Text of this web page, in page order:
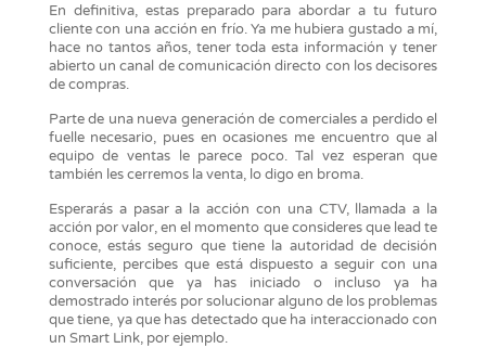
En definitiva, estas preparado para abordar a tu futuro
cliente con una acción en frío. Ya me hubiera gustado a mí,
hace no tantos años, tener toda esta información y tener
abierto un canal de comunicación directo con los decisores
de compras.
Parte de una nueva generación de comerciales a perdido el
fuelle necesario, pues en ocasiones me encuentro que al
equipo de ventas le parece poco. Tal vez esperan que
también les cerremos la venta, lo digo en broma.
Esperarás a pasar a la acción con una CTV, llamada a la
acción por valor, en el momento que consideres que lead te
conoce, estás seguro que tiene la autoridad de decisión
suficiente, percibes que está dispuesto a seguir con una
conversación que ya has iniciado o incluso ya ha
demostrado interés por solucionar alguno de los problemas
que tiene, ya que has detectado que ha interaccionado con
un Smart Link, por ejemplo.